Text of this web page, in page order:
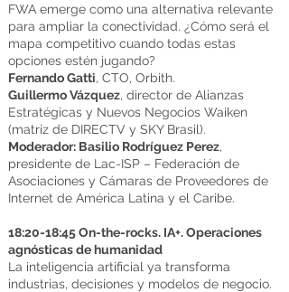
FWA emerge como una alternativa relevante
para ampliar la conectividad. ¿Cómo será el
mapa competitivo cuando todas estas
opciones estén jugando?
Fernando Gatti, CTO, Orbith.
Guillermo Vázquez, director de Alianzas
Estratégicas y Nuevos Negocios Waiken
(matriz de DIRECTV y SKY Brasil).
Moderador: Basilio Rodríguez Perez,
presidente de Lac-ISP – Federación de
Asociaciones y Cámaras de Proveedores de
Internet de América Latina y el Caribe.
18:20-18:45 On-the-rocks. IA+. Operaciones
agnósticas de humanidad
La inteligencia artificial ya transforma
industrias, decisiones y modelos de negocio.